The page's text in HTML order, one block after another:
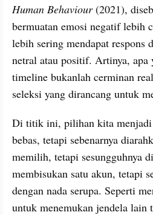
Human Behaviour (2021),
bermuatan emosi negatif lebih
lebih sering mendapat respons
netral atau positif. Artinya,
timeline bukanlah cerminan
seleksi yang dirancang untuk
Di titik ini, pilihan kita menjadi
bebas, tetapi sebenarnya
memilih, tetapi sesungguhnya
membisukan satu akun, tetapi
dengan nada serupa. Seperti
untuk menemukan jendela lain